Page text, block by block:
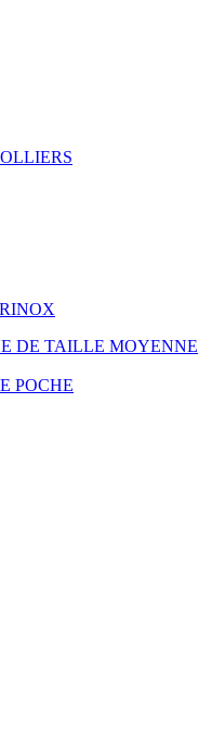
DE TAILLE MOYENNE
POCHE